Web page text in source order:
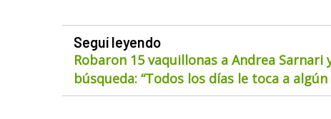
Seguí leyendo
Robaron 15 vaquillonas a Andrea Sarnari
búsqueda: “Todos los días le toca a